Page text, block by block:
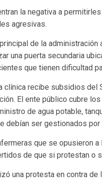
la negativa a
agresivas.
de la
una puerta secundaria
que tienen dificultad
clínica recibe subsidios del
El ente público cubre
de agua potable,
debían ser gestionados
que se opusieron a
de que si protestan o
una protesta en contra